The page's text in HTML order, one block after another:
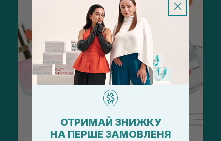
ОТРИМАЙ ЗНИЖКУ
НА ПЕРШЕ ЗАМОВЛЕНЯ